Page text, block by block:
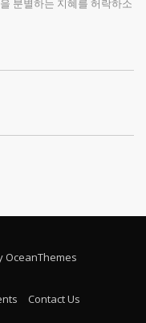
분별하는 지혜를 허락하소
OceanThemes
Contact Us